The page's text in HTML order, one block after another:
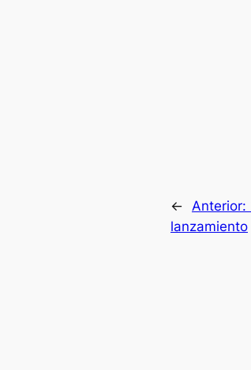
← Anterior:
lanzamiento